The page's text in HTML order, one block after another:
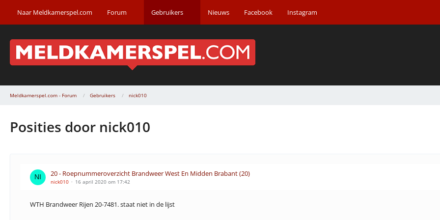
Naar Meldkamerspel.com Forum Gebruikers Nieuws Facebook Instagram
Meldkamerspel.com - Forum Gebruikers nick010
Posities door nick010
20 - Roepnummeroverzicht Brandweer West En Midden Brabant (20)
nick010 16 april 2020 om 17:42
WTH Brandweer Rijen 20-7481. staat niet in de lijst